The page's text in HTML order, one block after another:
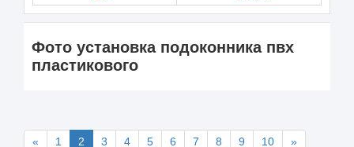
Фото установка подоконника пвх
пластикового
« 1 2 3 4 5 6 7 8 9 10 »